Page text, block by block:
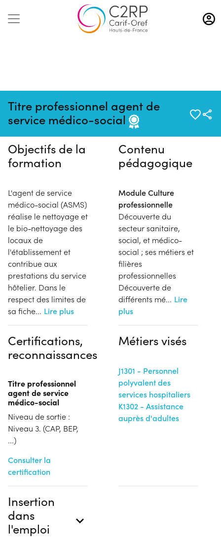
Aller
au
contenu
Titre professionnel agent de
service médico-social
Pas de session programmée en
ce moment
Objectifs de la
formation
L'agent de service
médico-social (ASMS)
réalise le nettoyage et
le bio-nettoyage des
locaux de
l'établissement et
contribue aux
prestations du service
hôtelier. Dans le
respect des limites de
sa fiche... Lire plus
Contenu
pédagogique
Module Culture
professionnelle
Découverte du
secteur sanitaire,
social, et médico-
social ; ses métiers et
filières
professionnelles​
Découverte de
différents mé... Lire
plus
Certifications,
reconnaissances
Titre professionnel
agent de service
médico-social
Niveau de sortie :
Niveau 3. (CAP, BEP,
...)
Consulter la
certification
Métiers visés
J1301 - Personnel
polyvalent des
services hospitaliers
K1302 - Assistance
auprès d'adultes
Insertion
dans
l'emploi